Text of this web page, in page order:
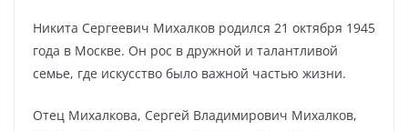
Никита Сергеевич Михалков родился 21 октября 1945
года в Москве. Он рос в дружной и талантливой
семье, где искусство было важной частью жизни.
Отец Михалкова, Сергей Владимирович Михалков,